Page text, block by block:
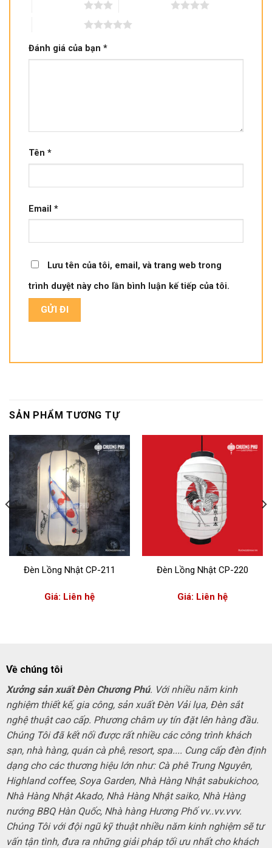
Đánh giá của bạn *
Tên *
Email *
Lưu tên của tôi, email, và trang web trong
trình duyệt này cho lần bình luận kế tiếp của tôi.
SẢN PHẨM TƯƠNG TỰ
Đèn Lồng Nhật CP-211
Giá: Liên hệ
Đèn Lồng Nhật CP-220
Giá: Liên hệ
Về chúng tôi
Xưởng sản xuất Đèn Chương Phú. Với nhiều năm kinh
nghiệm thiết kế, gia công, sản xuất Đèn Vải lụa, Đèn sắt
nghệ thuật cao cấp. Phương châm uy tín đặt lên hàng đầu.
Chúng Tôi đã kết nối được rất nhiều các công trình khách
sạn, nhà hàng, quán cà phê, resort, spa.... Cung cấp đèn định
dạng cho các thương hiệu lớn như: Cà phê Trung Nguyên,
Highland coffee, Soya Garden, Nhà Hàng Nhật sabukichoo,
Nhà Hàng Nhật Akado, Nhà Hàng Nhật saiko, Nhà Hàng
nướng BBQ Hàn Quốc, Nhà hàng Hương Phố vv..vv.vvv.
Chúng Tôi với đội ngũ kỹ thuật nhiều năm kinh nghiệm sẽ tư
vấn tận tình, đưa ra những giải pháp tối ưu nhất cho khách